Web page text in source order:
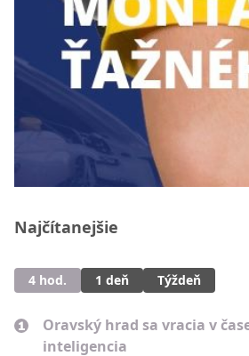
Najčítanejšie
4 hod. 1 deň Týždeň
Oravský hrad sa vracia v
inteligencia